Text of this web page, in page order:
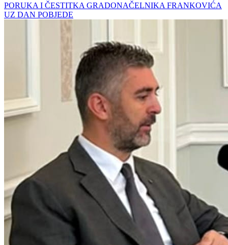
PORUKA I ČESTITKA GRADONAČELNIKA FRANKOVIĆA
UZ DAN POBJEDE